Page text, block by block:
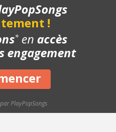
!
*en accès
engagement
PlayPopSongs